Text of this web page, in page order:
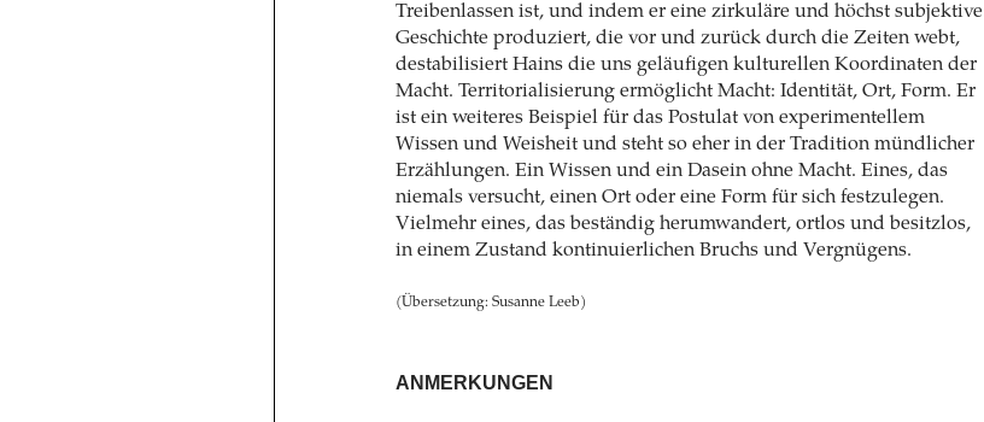
Treibenlassen ist, und indem er eine zirkuläre und höchst subjektive
Geschichte produziert, die vor und zurück durch die Zeiten webt,
destabilisiert Hains die uns geläufigen kulturellen Koordinaten der
Macht. Territorialisierung ermöglicht Macht: Identität, Ort, Form. Er
ist ein weiteres Beispiel für das Postulat von experimentellem
Wissen und Weisheit und steht so eher in der Tradition mündlicher
Erzählungen. Ein Wissen und ein Dasein ohne Macht. Eines, das
niemals versucht, einen Ort oder eine Form für sich festzulegen.
Vielmehr eines, das beständig herumwandert, ortlos und besitzlos,
in einem Zustand kontinuierlichen Bruchs und Vergnügens.
(Übersetzung: Susanne Leeb)
ANMERKUNGEN